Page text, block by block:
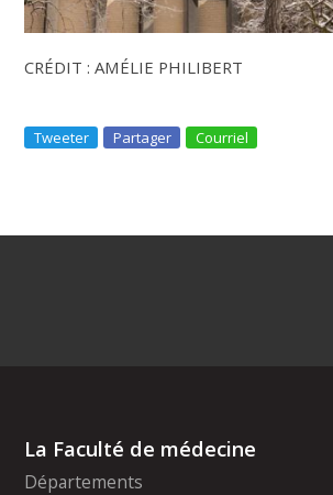
CRÉDIT : AMÉLIE PHILIBERT
Tweeter Partager Courriel
La Faculté de médecine
Départements